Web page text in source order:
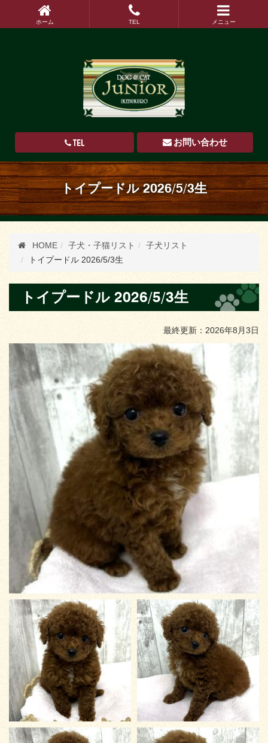
TEL お問い合わせ
ホーム TEL メニュー
トイプードル 2026/5/3生
HOME 子犬・子猫リスト
子犬リスト
トイプードル 2026/5/3生
トイプードル 2026/5/3生
最終更新：2026年8月3日